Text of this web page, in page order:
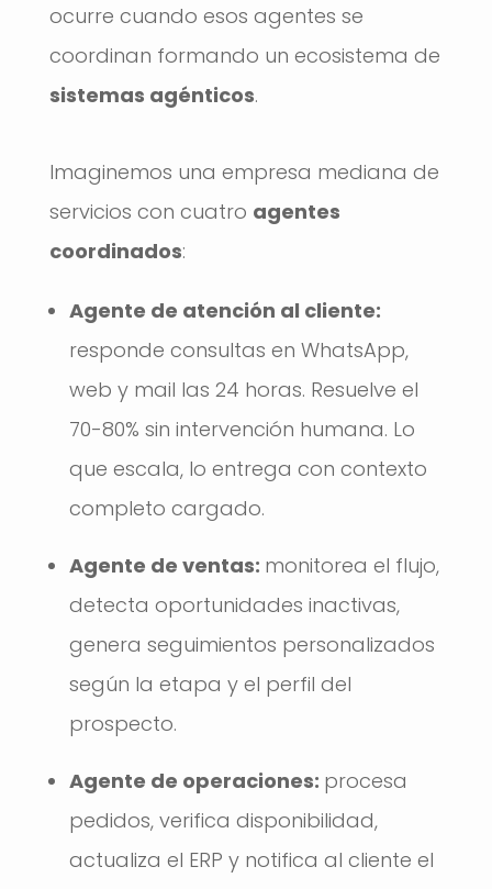
ocurre cuando esos agentes se
coordinan formando un ecosistema de
sistemas agénticos.
Imaginemos una empresa mediana de
servicios con cuatro agentes
coordinados:
Agente de atención al cliente:
responde consultas en WhatsApp,
web y mail las 24 horas. Resuelve el
70-80% sin intervención humana. Lo
que escala, lo entrega con contexto
completo cargado.
Agente de ventas: monitorea el flujo,
detecta oportunidades inactivas,
genera seguimientos personalizados
según la etapa y el perfil del
prospecto.
Agente de operaciones: procesa
pedidos, verifica disponibilidad,
actualiza el ERP y notifica al cliente el